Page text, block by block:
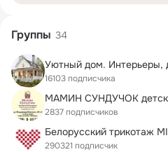
Группы 34
Уютный дом. Интерьеры,
16103 подписчика
2837 подписчиков
Белорусский трикотаж
290321 подписчик